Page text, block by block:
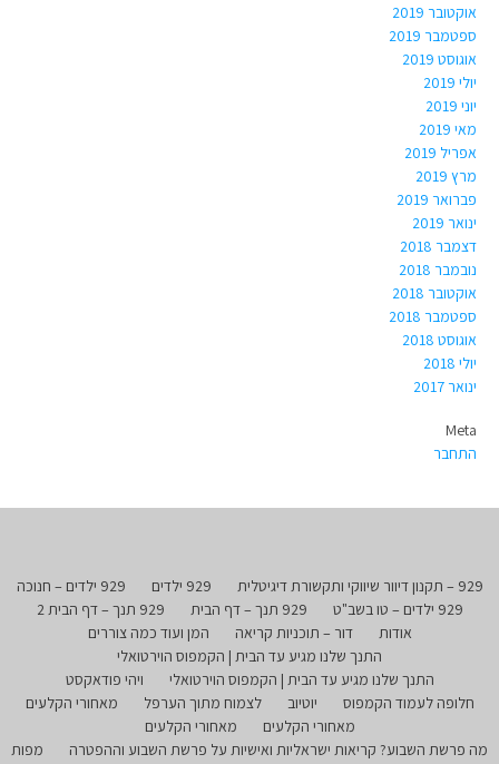
אוקטובר 2019
ספטמבר 2019
אוגוסט 2019
יולי 2019
יוני 2019
מאי 2019
אפריל 2019
מרץ 2019
פברואר 2019
ינואר 2019
דצמבר 2018
נובמבר 2018
אוקטובר 2018
ספטמבר 2018
אוגוסט 2018
יולי 2018
ינואר 2017
Meta
התחבר
929 – תקנון דיוור שיווקי ותקשורת דיגיטלית 929 ילדים
929 ילדים – חנוכה
929 ילדים – טו בשב"ט
929 תנך – דף הבית
929 תנך – דף הבית 2
אודות
דור – תוכניות קריאה
המן ועוד כמה צוררים
התנך שלנו מגיע עד הבית | הקמפוס הוירטואלי
התנך שלנו מגיע עד הבית | הקמפוס הוירטואלי
ויהי פודאקסט
חלופה לעמוד הקמפוס
יוטיוב לצמוח מתוך הערפל
מאחורי הקלעים
מאחורי הקלעים
מאחורי הקלעים
מה פרשת השבוע? קריאות ישראליות ואישיות על פרשת השבוע וההפטרה
מפות